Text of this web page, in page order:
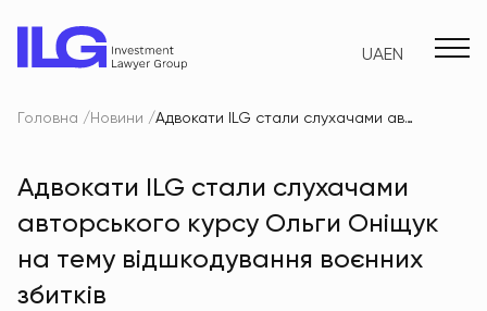
UAEN
Головна Новини Адвокати ILG стали слухачами авторського курсу Ольги Оніщук на тему відшкодування воєнних збитків
Адвокати ILG стали слухачами
авторського курсу Ольги Оніщук
на тему відшкодування воєнних
збитків